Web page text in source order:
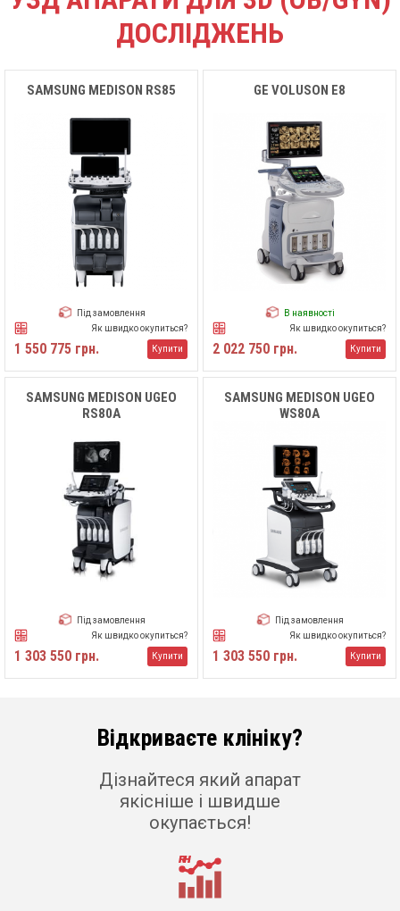
ДОСЛІДЖЕНЬ
SAMSUNG MEDISON RS85
Під замовлення
Як швидко окупиться?
1 550 775 грн. Купити
GE VOLUSON E8
В наявності
Як швидко окупиться?
2 022 750 грн. Купити
SAMSUNG MEDISON UGEO
RS80A
Під замовлення
Як швидко окупиться?
1 303 550 грн. Купити
SAMSUNG MEDISON UGEO
WS80A
Під замовлення
Як швидко окупиться?
1 303 550 грн. Купити
Відкриваєте клініку?
Дізнайтеся який апарат
якісніше і швидше
окупається!